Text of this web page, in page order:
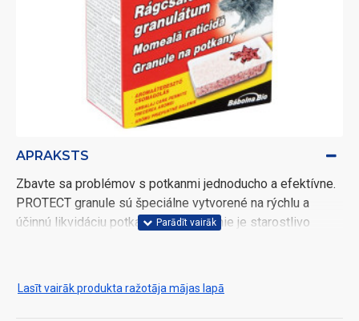
APRAKSTS
Zbavte sa problémov s potkanmi jednoducho a efektívne.
PROTECT granule sú špeciálne vytvorené na rýchlu a
účinnú likvidáciu potkanov. Ich zloženie je starostlivo
Hlavné vlastnosti:
Lasīt vairāk produkta ražotāja mājas lapā